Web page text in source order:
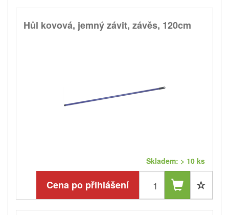
Hůl kovová, jemný závit, závěs, 120cm
Skladem: > 10 ks
Cena po přihlášení